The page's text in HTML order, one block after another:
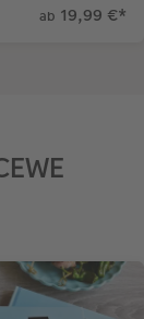
ab 19,99 €*